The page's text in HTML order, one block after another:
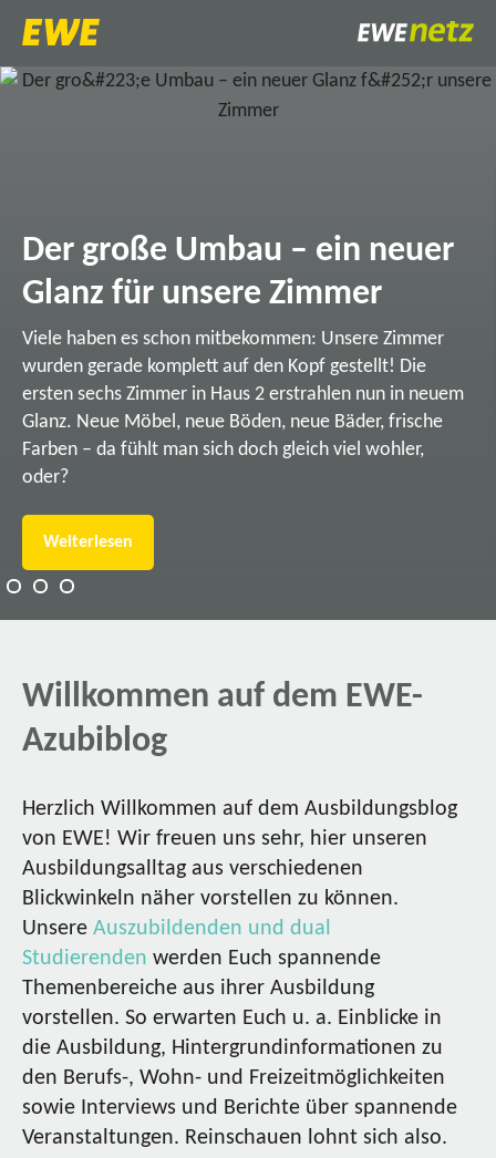
Der große Umbau – ein neuer
Glanz für unsere Zimmer
Viele haben es schon mitbekommen: Unsere Zimmer
wurden gerade komplett auf den Kopf gestellt! Die
ersten sechs Zimmer in Haus 2 erstrahlen nun in neuem
Glanz. Neue Möbel, neue Böden, neue Bäder, frische
Farben – da fühlt man sich doch gleich viel wohler,
oder?
Weiterlesen
Willkommen auf dem EWE-
Azubiblog
Herzlich Willkommen auf dem Ausbildungsblog
von EWE! Wir freuen uns sehr, hier unseren
Ausbildungsalltag aus verschiedenen
Blickwinkeln näher vorstellen zu können.
Unsere Auszubildenden und dual
Studierenden werden Euch spannende
Themenbereiche aus ihrer Ausbildung
vorstellen. So erwarten Euch u. a. Einblicke in
die Ausbildung, Hintergrundinformationen zu
den Berufs-, Wohn- und Freizeitmöglichkeiten
sowie Interviews und Berichte über spannende
Veranstaltungen. Reinschauen lohnt sich also.